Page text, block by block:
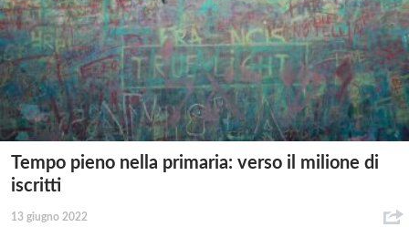
Tempo pieno nella primaria: verso il milione di
iscritti
13 giugno 2022